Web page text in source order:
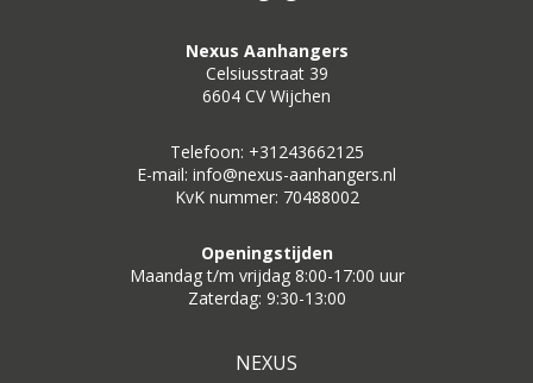
Nexus Aanhangers
Celsiusstraat 39
6604 CV Wijchen
Telefoon: +31243662125
E-mail: info@nexus-aanhangers.nl
KvK nummer: 70488002
Openingstijden
Maandag t/m vrijdag 8:00-17:00 uur
Zaterdag: 9:30-13:00
NEXUS